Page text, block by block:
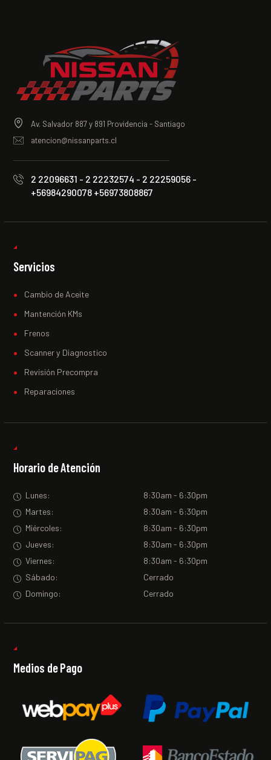
Av. Salvador 887 y 891 Providencia - Santiago
atencion@nissanparts.cl
2 22096631 - 2 22232574 - 2 22259056 -
+56984290078 +56973808867
Servicios
Cambio de Aceite
Mantención KMs
Frenos
Scanner y Diagnostico
Revisión Precompra
Reparaciones
Horario de Atención
Lunes:
8:30am - 6:30pm
Martes:
8:30am - 6:30pm
Miércoles:
8:30am - 6:30pm
Jueves:
8:30am - 6:30pm
Viernes:
8:30am - 6:30pm
Sábado:
Cerrado
Domingo:
Cerrado
Medios de Pago